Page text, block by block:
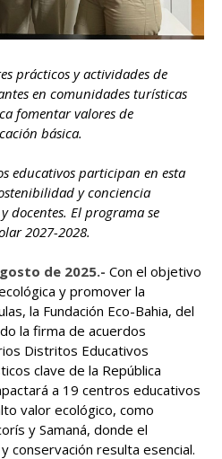
prácticos y actividades de
en comunidades turísticas
fomentar valores de
básica.
educativos participan en esta
y conciencia
docentes. El programa se
2027-2028.
de 2025.- Con el objetivo
y promover la
la Fundación Eco-Bahia, del
la firma de acuerdos
Distritos Educativos
clave de la República
a 19 centros educativos
valor ecológico, como
y Samaná, donde el
conservación resulta esencial.